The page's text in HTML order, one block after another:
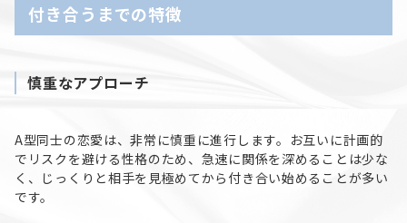
付き合うまでの特徴
慎重なアプローチ
A型同士の恋愛は、非常に慎重に進行します。お互いに計画的
でリスクを避ける性格のため、急速に関係を深めることは少な
く、じっくりと相手を見極めてから付き合い始めることが多い
です。